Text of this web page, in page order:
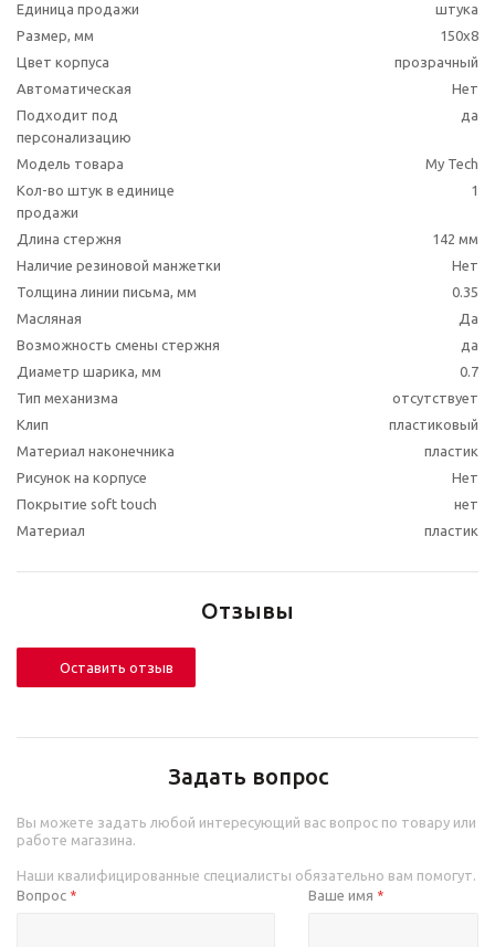
Единица продажи
штука
Размер, мм
150x8
Цвет корпуса
прозрачный
Автоматическая
Нет
Подходит под
персонализацию
да
Модель товара
My Tech
Кол-во штук в единице
продажи
1
Длина стержня
142 мм
Наличие резиновой манжетки
Нет
Толщина линии письма, мм
0.35
Масляная
Да
Возможность смены стержня
да
Диаметр шарика, мм
0.7
Тип механизма
отсутствует
Клип
пластиковый
Материал наконечника
пластик
Рисунок на корпусе
Нет
Покрытие soft touch
нет
Материал
пластик
Отзывы
Оставить отзыв
Задать вопрос
Вы можете задать любой интересующий вас вопрос по товару или
работе магазина.
Наши квалифицированные специалисты обязательно вам помогут.
Вопрос * Ваше имя *